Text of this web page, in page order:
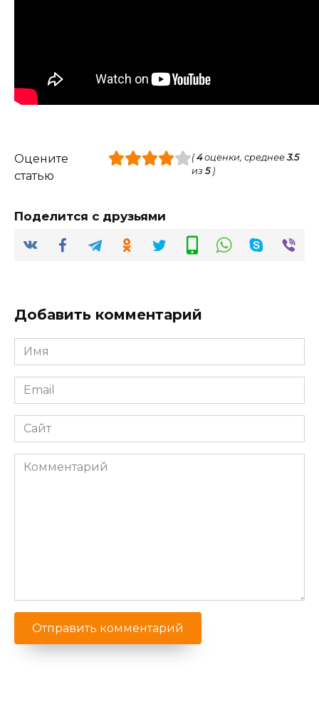
Оцените
статью
(4оценки, среднее3.5
из 5)
Поделится с друзьями
Добавить комментарий
Имя
*
Email
*
Сайт
Комментарий